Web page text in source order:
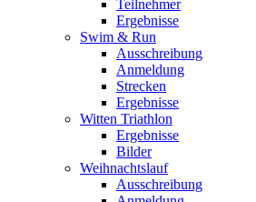
Teilnehmer
Ergebnisse
Swim & Run
Ausschreibung
Anmeldung
Strecken
Ergebnisse
Witten Triathlon
Ergebnisse
Bilder
Weihnachtslauf
Ausschreibung